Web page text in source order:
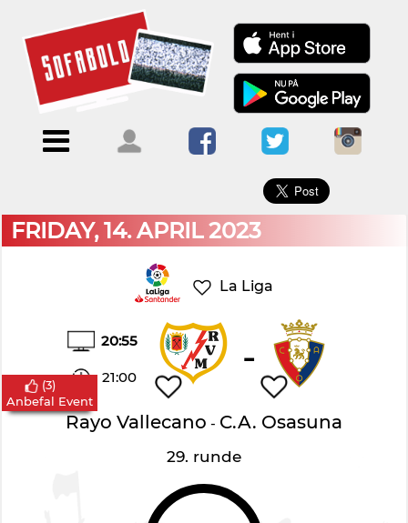
Menu
ForsideKalendere
Blogs
Om
Sofabold
Kontakt
bruger
ind
×
FRIDAY, 14. APRIL 2023
La Liga
20:55
21:00 -
Rayo Vallecano - C.A. Osasuna
29. runde
(3)
Anbefal Event